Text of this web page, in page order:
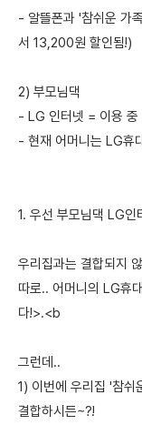
- 알뜰폰과 '참쉬운 가
서 13,200원 할인됨!)
2) 부모님댁
- LG 인터넷 = 이용
- 현재 어머니는 LG휴
1. 우선 부모님댁 LG인
우리집과는 결합되지
따로.. 어머니의 LG휴
다!>.<b
그런데..
1) 이번에 우리집 '참쉬
결합하시든~?!